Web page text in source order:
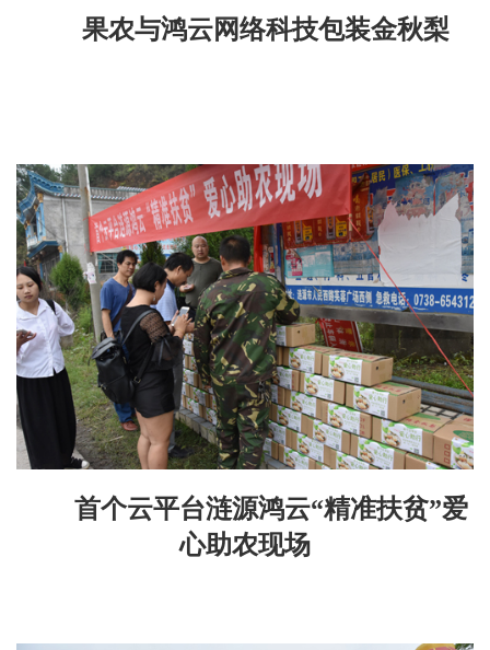
果农与鸿云网络科技包装金秋梨
首个云平台涟源鸿云“精准扶贫”爱
心助农现场